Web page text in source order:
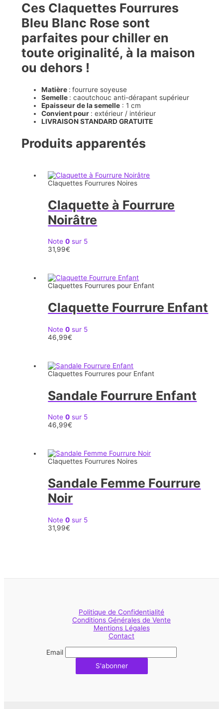
Ces Claquettes Fourrures
Bleu Blanc Rose sont
parfaites pour chiller en
toute originalité, à la maison
ou dehors !
Matière : fourrure soyeuse
Semelle : caoutchouc anti-dérapant supérieur
Epaisseur de la semelle : 1 cm
Convient pour : extérieur / intérieur
LIVRAISON STANDARD GRATUITE
Produits apparentés
Claquettes Fourrures Noires
Claquette à Fourrure
Noirâtre
Note0 sur 5
31,99€
Claquettes Fourrures pour Enfant
Claquette Fourrure Enfant
Note0 sur 5
46,99€
Claquettes Fourrures pour Enfant
Sandale Fourrure Enfant
Note0 sur 5
46,99€
Claquettes Fourrures Noires
Sandale Femme Fourrure
Noir
Note0 sur 5
31,99€
Politique de Confidentialité
Conditions Générales de Vente
Mentions Légales
Contact
Email